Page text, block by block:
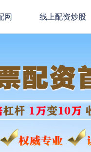
网 线上配资炒股